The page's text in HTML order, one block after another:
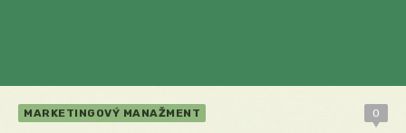
MARKETINGOVÝ MANAŽMENT 0